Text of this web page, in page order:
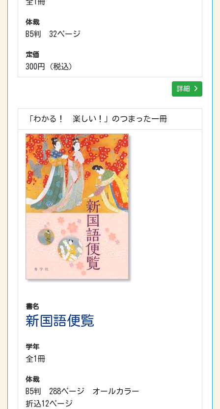
体裁
B5判 32ページ
定価
300円（税込）
詳細
「わかる！ 楽しい！」のつまった一冊
書名
新国語便覧
学年
全1冊
体裁
B5判 288ページ オールカラー
折込12ページ